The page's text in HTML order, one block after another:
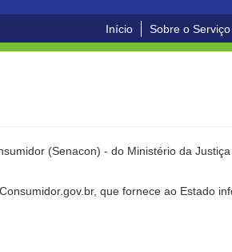
Início Sobre o Serviço
(Senacon) - do Ministério da
que fornece ao Estado